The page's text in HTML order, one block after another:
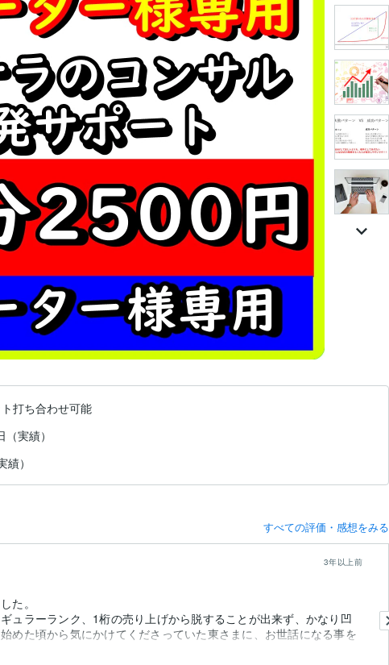
打ち合わせ可能
実績）
）
すべての評価・感想をみる
3年以上前
た。
ュラーランク、1桁の売り上げから脱することが出来ず、かなり凹
めた頃から気にかけてくださっていた東さまに、お世話になる事を